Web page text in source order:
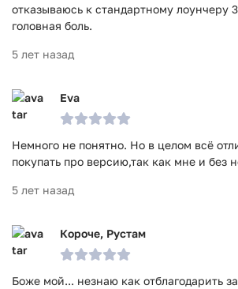
отказываюсь к стандартному лоунчеру
головная боль.
5 лет назад
Eva
Немного не понятно. Но в целом всё
покупать про версию,так как мне и без
5 лет назад
Короче, Рустам
Боже мой... незнаю как отблагодарить